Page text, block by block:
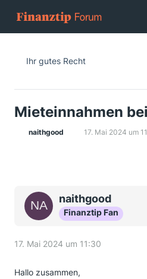
Ihr gutes Recht
Mieteinnahmen
naithgood 17. Mai 2024 um
naithgood
Finanztip Fan
17. Mai 2024 um 11:30
Hallo zusammen,